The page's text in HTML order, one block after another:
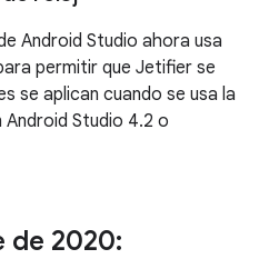
Android Studio ahora usa
permitir que Jetifier se
se aplican cuando se usa la
Studio 4.2 o
de 2020: